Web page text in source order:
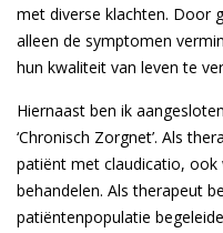
met diverse klachten. Door
alleen de symptomen
hun kwaliteit van leven te
Hiernaast ben ik
‘Chronisch Zorgnet’. Als
patiënt met claudicatio, ook
behandelen. Als therapeut
patiëntenpopulatie